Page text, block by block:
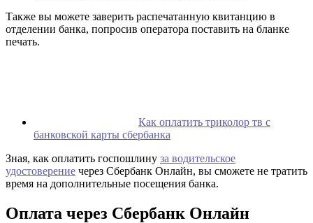
Также вы можете заверить распечатанную квитанцию в
отделении банка, попросив оператора поставить на бланке
печать.
Как оплатить триколор тв с
банковской карты сбербанка
Зная, как оплатить госпошлину за водительское
удостоверение через Сбербанк Онлайн, вы сможете не тратить
время на дополнительные посещения банка.
Оплата через Сбербанк Онлайн